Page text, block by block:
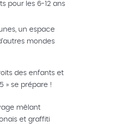
pour les 6-12 ans
un espace
mondes
des enfants et
» se prépare !
mêlant
et graffiti